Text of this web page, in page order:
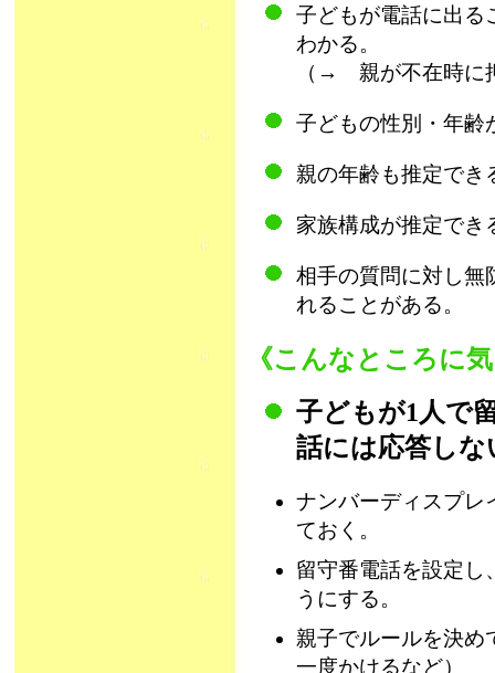
子どもが電話に出る
わかる。
（→ 親が不在時に
子どもの性別・年齢
親の年齢も推定でき
家族構成が推定でき
相手の質問に対し無
れることがある。
《こんなところに
子どもが1人で
話には応答し
ナンバーディスプレ
ておく。
留守番電話を設定し
うにする。
親子でルールを決め
一度かけるなど）